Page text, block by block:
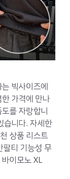
빅사이즈에
가격에 만나
를 자랑합니
습니다. 자세한
상품 리스트
티 기능성 무
이모노 XL